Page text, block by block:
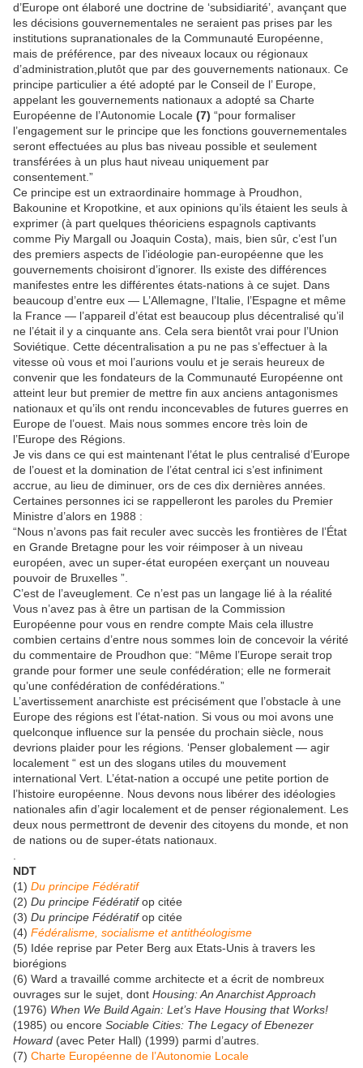
d’Europe ont élaboré une doctrine de ‘subsidiarité’, avançant que
les décisions gouvernementales ne seraient pas prises par les
institutions supranationales de la Communauté Européenne,
mais de préférence, par des niveaux locaux ou régionaux
d’administration,plutôt que par des gouvernements nationaux. Ce
principe particulier a été adopté par le Conseil de l’ Europe,
appelant les gouvernements nationaux a adopté sa Charte
Européenne de l’Autonomie Locale (7) “pour formaliser
l’engagement sur le principe que les fonctions gouvernementales
seront effectuées au plus bas niveau possible et seulement
transférées à un plus haut niveau uniquement par
consentement.”
Ce principe est un extraordinaire hommage à Proudhon,
Bakounine et Kropotkine, et aux opinions qu’ils étaient les seuls à
exprimer (à part quelques théoriciens espagnols captivants
comme Piy Margall ou Joaquin Costa), mais, bien sûr, c’est l’un
des premiers aspects de l’idéologie pan-européenne que les
gouvernements choisiront d’ignorer. Ils existe des différences
manifestes entre les différentes états-nations à ce sujet. Dans
beaucoup d’entre eux — L’Allemagne, l’Italie, l’Espagne et même
la France — l’appareil d’état est beaucoup plus décentralisé qu’il
ne l’était il y a cinquante ans. Cela sera bientôt vrai pour l’Union
Soviétique. Cette décentralisation a pu ne pas s’effectuer à la
vitesse où vous et moi l’aurions voulu et je serais heureux de
convenir que les fondateurs de la Communauté Européenne ont
atteint leur but premier de mettre fin aux anciens antagonismes
nationaux et qu’ils ont rendu inconcevables de futures guerres en
Europe de l’ouest. Mais nous sommes encore très loin de
l’Europe des Régions.
Je vis dans ce qui est maintenant l’état le plus centralisé d’Europe
de l’ouest et la domination de l’état central ici s’est infiniment
accrue, au lieu de diminuer, ors de ces dix dernières années.
Certaines personnes ici se rappelleront les paroles du Premier
Ministre d’alors en 1988 :
“Nous n’avons pas fait reculer avec succès les frontières de l’État
en Grande Bretagne pour les voir réimposer à un niveau
européen, avec un super-état européen exerçant un nouveau
pouvoir de Bruxelles ”.
C’est de l’aveuglement. Ce n’est pas un langage lié à la réalité
Vous n’avez pas à être un partisan de la Commission
Européenne pour vous en rendre compte Mais cela illustre
combien certains d’entre nous sommes loin de concevoir la vérité
du commentaire de Proudhon que: “Même l’Europe serait trop
grande pour former une seule confédération; elle ne formerait
qu’une confédération de confédérations.”
L’avertissement anarchiste est précisément que l’obstacle à une
Europe des régions est l’état-nation. Si vous ou moi avons une
quelconque influence sur la pensée du prochain siècle, nous
devrions plaider pour les régions. ‘Penser globalement — agir
localement “ est un des slogans utiles du mouvement
international Vert. L’état-nation a occupé une petite portion de
l’histoire européenne. Nous devons nous libérer des idéologies
nationales afin d’agir localement et de penser régionalement. Les
deux nous permettront de devenir des citoyens du monde, et non
de nations ou de super-états nationaux.
NDT
(1) Du principe Fédératif
(2) Du principe Fédératifop citée
(3) Du principe Fédératifop citée
(4) Fédéralisme, socialisme et antithéologisme
(5) Idée reprise par Peter Berg aux Etats-Unis à travers les
biorégions
(6) Ward a travaillé comme architecte et a écrit de nombreux
ouvrages sur le sujet, dont Housing: An Anarchist Approach
(1976) When We Build Again: Let’s Have Housing that Works!
(1985) ou encore Sociable Cities: The Legacy of Ebenezer
Howard (avec Peter Hall) (1999) parmi d’autres.
(7) Charte Européenne de l’Autonomie Locale